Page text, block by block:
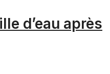
d’eau après